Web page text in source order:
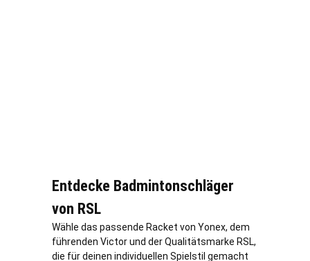
Entdecke Badmintonschläger
von RSL
Wähle das passende Racket von Yonex, dem
führenden Victor und der Qualitätsmarke RSL,
die für deinen individuellen Spielstil gemacht